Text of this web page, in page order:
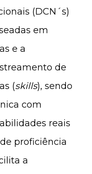
(DCN´s)
em
e a
de
(skills), sendo
com
reais
proficiência
a